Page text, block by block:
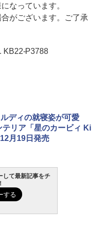
なっています。
がございます。ご了承
KB22-P3788
ディの就寝姿が可愛
テリア「星のカービィ Ki
月19日発売
して最新記事をチ